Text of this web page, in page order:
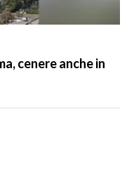
cenere anche in